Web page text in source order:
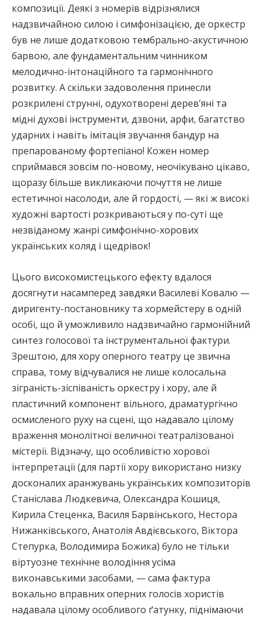
композиції. Деякі з номерів відрізнялися
надзвичайною силою і симфонізацією, де оркестр
був не лише додатковою тембрально-акустичною
барвою, але фундаментальним чинником
мелодично-інтонаційного та гармонічного
розвитку. А скільки задоволення принесли
розкрилені струнні, одухотворені дерев’яні та
мідні духові інструменти, дзвони, арфи, багатство
ударних і навіть імітація звучання бандур на
препарованому фортепіано! Кожен номер
сприймався зовсім по-новому, неочікувано цікаво,
щоразу більше викликаючи почуття не лише
естетичної насолоди, але й гордості, — які ж високі
художні вартості розкриваються у по-суті ще
незвіданому жанрі симфонічно-хорових
українських коляд і щедрівок!
Цього високомистецького ефекту вдалося
досягнути насамперед завдяки Василеві Ковалю —
диригенту-постановнику та хормейстеру в одній
особі, що й уможливило надзвичайно гармонійний
синтез голосової та інструментальної фактури.
Зрештою, для хору оперного театру це звична
справа, тому відчувалися не лише колосальна
зіграність-зіспіваність оркестру і хору, але й
пластичний компонент вільного, драматургічно
осмисленого руху на сцені, що надавало цілому
враження монолітної величної театралізованої
містерії. Відзначу, що особливістю хорової
інтерпретації (для партії хору використано низку
досконалих аранжувань українських композиторів
Станіслава Людкевича, Олександра Кошиця,
Кирила Стеценка, Василя Барвінського, Нестора
Нижанківського, Анатолія Авдієвського, Віктора
Степурка, Володимира Божика) було не тільки
віртуозне технічне володіння усіма
виконавськими засобами, — сама фактура
вокально вправних оперних голосів хористів
надавала цілому особливого ґатунку, піднімаючи